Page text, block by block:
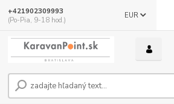
EUR
+421902309993
(Po-Pia, 9-18 hod.)